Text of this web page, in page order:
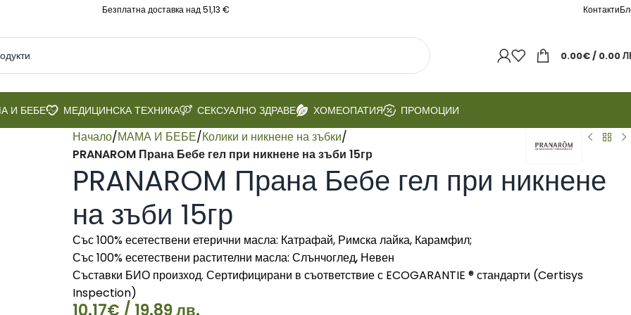
Безплатна доставка над 51,13 € Контакти
0.00€/ 0.00
И БЕБЕ МЕДИЦИНСКА ТЕХНИКА СЕКСУАЛНО ЗДРАВЕ ХОМЕОПАТИЯ ПРОМОЦИИ
Начало/МАМА И БЕБЕ/Колики и никнене на зъбки/
PRANAROM Прана Бебе гел при никнене на зъби 15гр
PRANAROM Прана Бебе гел при никнене
на зъби 15гр
Със 100% есетествени етерични масла: Катрафай, Римска лайка, Карамфил;
Със 100% есетествени растителни масла: Слънчоглед, Невен
Съставки БИО произход. Сертифицирани в съответствие с ECOGARANTIE ® стандарти (Certisys
Inspection)